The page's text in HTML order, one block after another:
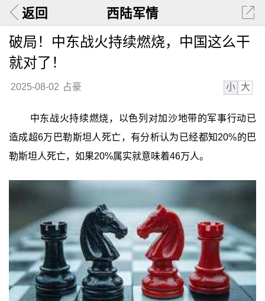
返回 西陆军情
破局！中东战火持续燃烧，中国这么干
就对了！
2025-08-02 占豪 小 大
中东战火持续燃烧，以色列对加沙地带的军事行动已
造成超6万巴勒斯坦人死亡，有分析认为已经都知20%的巴
勒斯坦人死亡，如果20%属实就意味着46万人。